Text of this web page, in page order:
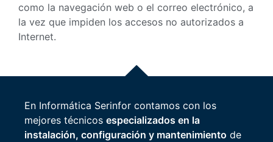
como la navegación web o el correo electrónico, a
la vez que impiden los accesos no autorizados a
Internet.
En Informática Serinfor contamos con los
mejores técnicos especializados en la
instalación, configuración y mantenimiento de